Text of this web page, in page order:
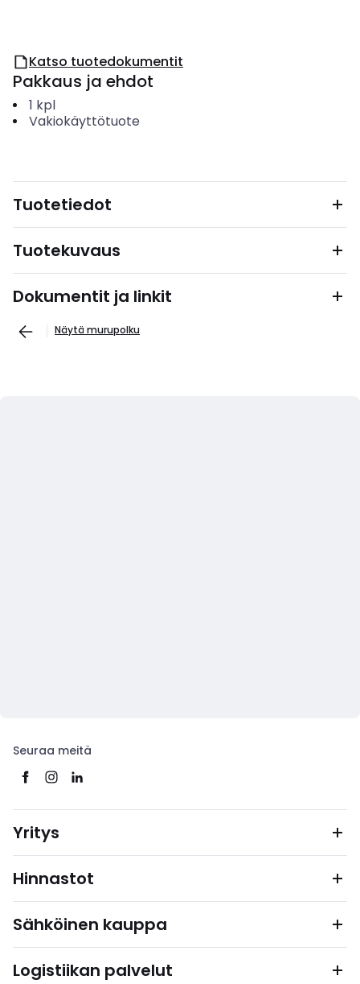
Katso tuotedokumentit
Pakkaus ja ehdot
1 kpl
Vakiokäyttötuote
Tuotetiedot
Tuotekuvaus
Dokumentit ja linkit
Näytä murupolku
Seuraa meitä
Yritys
Hinnastot
Sähköinen kauppa
Logistiikan palvelut